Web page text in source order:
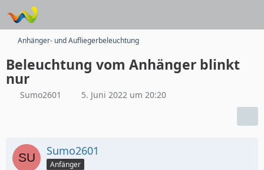
Anhänger- und Aufliegerbeleuchtung
Beleuchtung vom Anhänger blinkt
nur
Sumo2601 5. Juni 2022 um 20:20
Sumo2601
Anfänger